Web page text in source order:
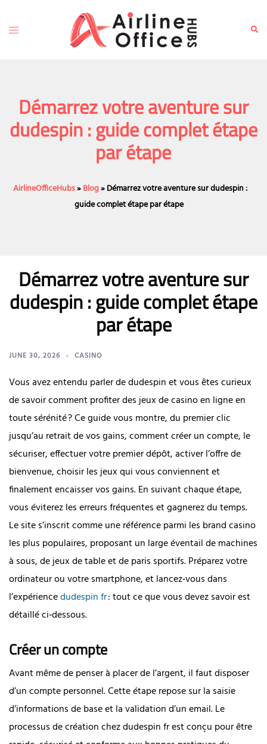
content
Toggle
Démarrez votre aventure sur
dudespin : guide complet étape
par étape
AirlineOfficeHubs»Blog»Démarrez votre aventure sur dudespin :
guide complet étape par étape
Démarrez votre aventure sur
dudespin : guide complet étape
par étape
JUNE 30, 2026 CASINO
Vous avez entendu parler de dudespin et vous êtes curieux
de savoir comment profiter des jeux de casino en ligne en
toute sérénité ? Ce guide vous montre, du premier clic
jusqu’au retrait de vos gains, comment créer un compte, le
sécuriser, effectuer votre premier dépôt, activer l’offre de
bienvenue, choisir les jeux qui vous conviennent et
finalement encaisser vos gains. En suivant chaque étape,
vous éviterez les erreurs fréquentes et gagnerez du temps.
Le site s’inscrit comme une référence parmi les brand casino
les plus populaires, proposant un large éventail de machines
à sous, de jeux de table et de paris sportifs. Préparez votre
ordinateur ou votre smartphone, et lancez‑vous dans
l’expériencedudespin fr: tout ce que vous devez savoir est
détaillé ci‑dessous.
Créer un compte
Avant même de penser à placer de l’argent, il faut disposer
d’un compte personnel. Cette étape repose sur la saisie
d’informations de base et la validation d’un email. Le
processus de création chez dudespin fr est conçu pour être